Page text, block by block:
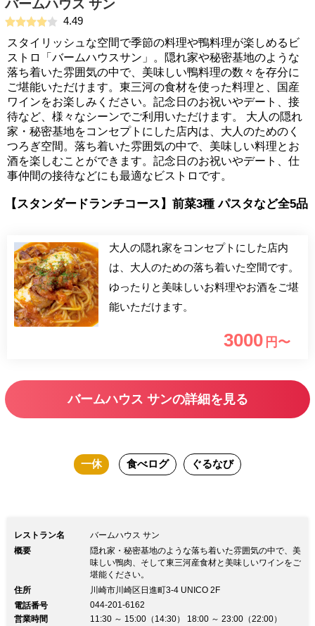
バームハウス サン
4.49
スタイリッシュな空間で季節の料理や鴨料理が楽しめるビ
ストロ「バームハウスサン」。隠れ家や秘密基地のような
落ち着いた雰囲気の中で、美味しい鴨料理の数々を存分に
ご堪能いただけます。東三河の食材を使った料理と、国産
ワインをお楽しみください。記念日のお祝いやデート、接
待など、様々なシーンでご利用いただけます。 大人の隠れ
家・秘密基地をコンセプトにした店内は、大人のためのく
つろぎ空間。落ち着いた雰囲気の中で、美味しい料理とお
酒を楽しむことができます。記念日のお祝いやデート、仕
事仲間の接待などにも最適なビストロです。
【スタンダードランチコース】前菜3種 パスタなど全5品
大人の隠れ家をコンセプトにした店内
は、大人のための落ち着いた空間です。
ゆったりと美味しいお料理やお酒をご堪
能いただけます。
3000 円〜
バームハウス サンの詳細を見る
一休 食べログ ぐるなび
レストラン名
バームハウス サン
概要
隠れ家・秘密基地のような落ち着いた雰囲気の中で、美
味しい鴨肉、そして東三河産食材と美味しいワインをご
堪能ください。
住所
川崎市川崎区日進町3-4 UNICO 2F
電話番号
044-201-6162
営業時間
11:30 ～ 15:00（14:30） 18:00 ～ 23:00（22:00）